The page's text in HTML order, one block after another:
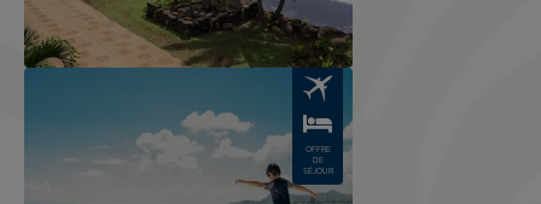
OFFRE
DE
SÉJOUR